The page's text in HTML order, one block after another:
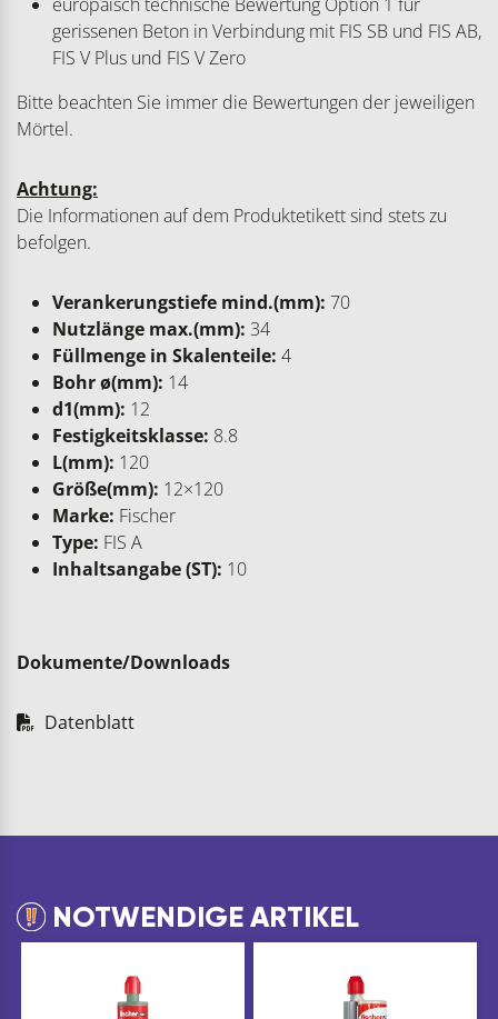
gerissenen Beton in Verbindung mit FIS SB und FIS AB,
FIS V Plus und FIS V Zero
Bitte beachten Sie immer die Bewertungen der jeweiligen
Mörtel.
Achtung:
Die Informationen auf dem Produktetikett sind stets zu
befolgen.
Verankerungstiefe mind.(mm): 70
Nutzlänge max.(mm): 34
Füllmenge in Skalenteile: 4
Bohr ø(mm): 14
d1(mm): 12
Festigkeitsklasse: 8.8
L(mm): 120
Größe(mm): 12×120
Marke: Fischer
Type: FIS A
Inhaltsangabe (ST): 10
Dokumente/Downloads
Datenblatt
NOTWENDIGE ARTIKEL